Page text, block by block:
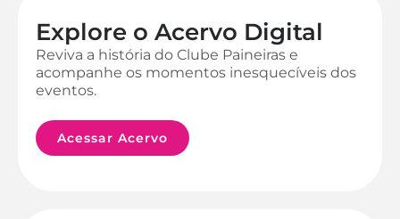
Explore o Acervo Digital
Reviva a história do Clube Paineiras e
acompanhe os momentos inesquecíveis dos
eventos.
Acessar Acervo